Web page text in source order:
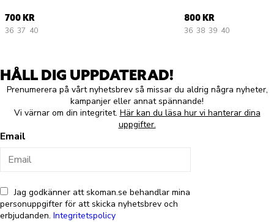
700 KR
36 37 40
800 KR
36 38 39 40
HÅLL DIG UPPDATERAD!
Prenumerera på vårt nyhetsbrev så missar du aldrig några nyheter,
kampanjer eller annat spännande!
Vi värnar om din integritet. Här kan du läsa hur vi hanterar dina
uppgifter.
Email
Jag godkänner att skoman.se behandlar mina
personuppgifter för att skicka nyhetsbrev och
erbjudanden. Integritetspolicy